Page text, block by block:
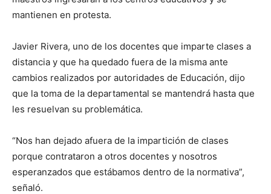
mantienen en protesta.
Javier Rivera, uno de los docentes que imparte clases a
distancia y que ha quedado fuera de la misma ante
cambios realizados por autoridades de Educación, dijo
que la toma de la departamental se mantendrá hasta que
les resuelvan su problemática.
“Nos han dejado afuera de la impartición de clases
porque contrataron a otros docentes y nosotros
esperanzados que estábamos dentro de la normativa”,
señaló.